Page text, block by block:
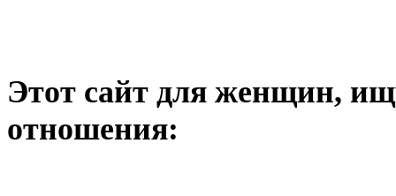
Этот сайт для женщин,
отношения: